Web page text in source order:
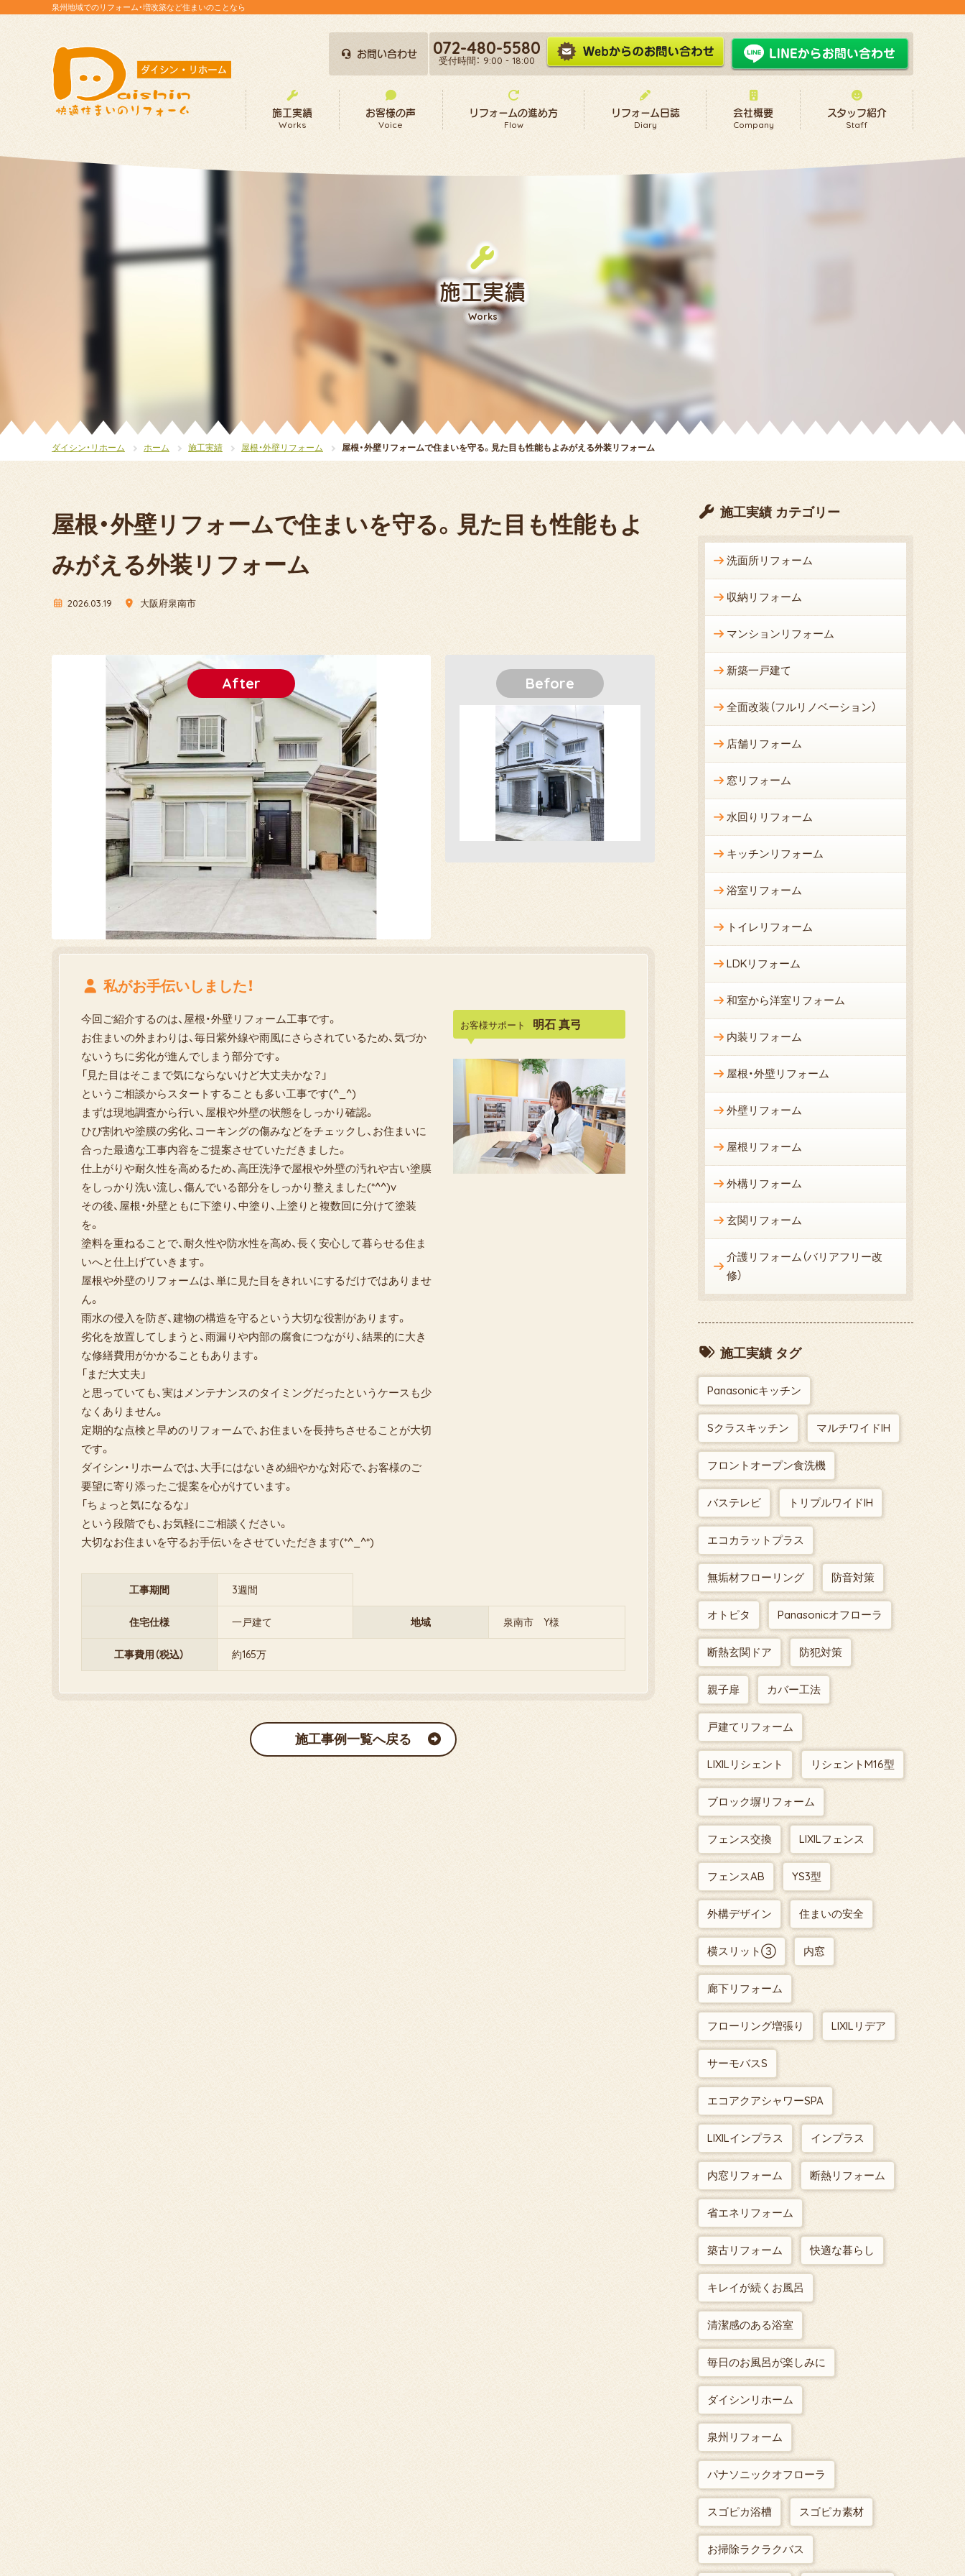
泉州地域でのリフォーム・増改築など住まいのことなら
施工実績
Works
お客様の声
Voice
リフォームの進め方
Flow
リフォーム日誌
Diary
会社概要
Company
スタッフ紹介
Staff
お問い合わせ 072-480-5580
受付時間： 9:00 - 18:00
施工実績
Works
ダイシン・リホーム ホーム 施工実績 屋根・外壁リフォーム 屋根・外壁リフォームで住まいを守る。見た目も性能もよみがえる外装リフォーム
屋根・外壁リフォームで住まいを守る。見た目も性能もよ
みがえる外装リフォーム
2026.03.19 大阪府泉南市
Before
After
私がお手伝いしました！
お客様サポート 明石 真弓
今回ご紹介するのは、屋根・外壁リフォーム工事です。
お住まいの外まわりは、毎日紫外線や雨風にさらされているため、気づか
ないうちに劣化が進んでしまう部分です。
「見た目はそこまで気にならないけど大丈夫かな？」
というご相談からスタートすることも多い工事です(^_^)
まずは現地調査から行い、屋根や外壁の状態をしっかり確認。
ひび割れや塗膜の劣化、コーキングの傷みなどをチェックし、お住まいに
合った最適な工事内容をご提案させていただきました。
仕上がりや耐久性を高めるため、高圧洗浄で屋根や外壁の汚れや古い塗膜
をしっかり洗い流し、傷んでいる部分をしっかり整えました(*^^)v
その後、屋根・外壁ともに下塗り、中塗り、上塗りと複数回に分けて塗装
を。
塗料を重ねることで、耐久性や防水性を高め、長く安心して暮らせる住ま
いへと仕上げていきます。
屋根や外壁のリフォームは、単に見た目をきれいにするだけではありませ
ん。
雨水の侵入を防ぎ、建物の構造を守るという大切な役割があります。
劣化を放置してしまうと、雨漏りや内部の腐食につながり、結果的に大き
な修繕費用がかかることもあります。
「まだ大丈夫」
と思っていても、実はメンテナンスのタイミングだったというケースも少
なくありません。
定期的な点検と早めのリフォームで、お住まいを長持ちさせることが大切
です。
ダイシン・リホームでは、大手にはないきめ細やかな対応で、お客様のご
要望に寄り添ったご提案を心がけています。
「ちょっと気になるな」
という段階でも、お気軽にご相談ください。
大切なお住まいを守るお手伝いをさせていただきます(*^_^*)
工事期間 3週間
住宅仕様 一戸建て 地域 泉南市 Y様
工事費用（税込） 約165万
施工事例一覧へ戻る
施工実績 カテゴリー
洗面所リフォーム
収納リフォーム
マンションリフォーム
新築一戸建て
全面改装（フルリノベーション）
店舗リフォーム
窓リフォーム
水回りリフォーム
キッチンリフォーム
浴室リフォーム
トイレリフォーム
LDKリフォーム
和室から洋室リフォーム
内装リフォーム
屋根・外壁リフォーム
外壁リフォーム
屋根リフォーム
外構リフォーム
玄関リフォーム
介護リフォーム（バリアフリー改
修）
施工実績 タグ
Panasonicキッチン
Sクラスキッチン マルチワイドIH
フロントオープン食洗機
バステレビ トリプルワイドIH
エコカラットプラス
無垢材フローリング 防音対策
オトピタ Panasonicオフローラ
断熱玄関ドア 防犯対策
親子扉 カバー工法
戸建てリフォーム
LIXILリシェント リシェントM16型
ブロック塀リフォーム
フェンス交換 LIXILフェンス
フェンスAB YS3型
外構デザイン 住まいの安全
横スリット③ 内窓
廊下リフォーム
フローリング増張り LIXILリデア
サーモバスS
エコアクアシャワーSPA
LIXILインプラス インプラス
内窓リフォーム 断熱リフォーム
省エネリフォーム
築古リフォーム 快適な暮らし
キレイが続くお風呂
清潔感のある浴室
毎日のお風呂が楽しみに
ダイシンリホーム
泉州リフォーム
パナソニックオフローラ
スゴピカ浴槽 スゴピカ素材
お掃除ラクラクバス